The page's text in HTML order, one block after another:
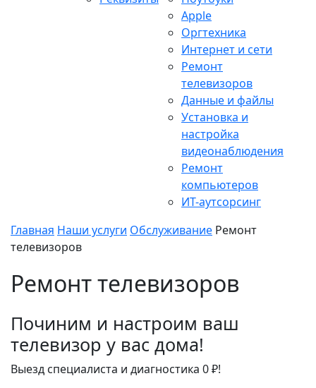
Apple
Оргтехника
Интернет и сети
Ремонт
телевизоров
Данные и файлы
Установка и
настройка
видеонаблюдения
Ремонт
компьютеров
ИТ-аутсорсинг
Главная Наши услуги Обслуживание Ремонт
телевизоров
Ремонт телевизоров
Починим и настроим ваш
телевизор у вас дома!
Выезд специалиста и диагностика 0 ₽!